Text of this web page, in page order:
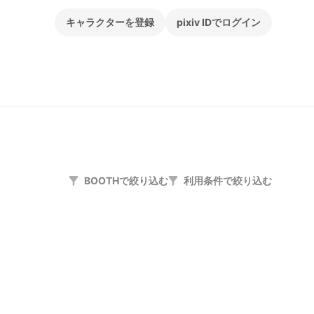
キャラクターを登録 pixiv IDでログイン
BOOTHで絞り込む 利用条件で絞り込む